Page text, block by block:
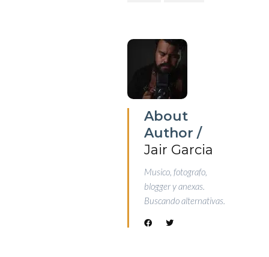
About
Author /
Jair Garcia
Musico, fotografo,
blogger y anexas.
Buscando alternativas.